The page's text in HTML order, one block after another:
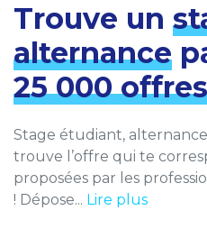
Trouve un
alternance
25 000 offres
Stage étudiant,
trouve l’offre qui te
proposées par les
! Dépose... Lire plus